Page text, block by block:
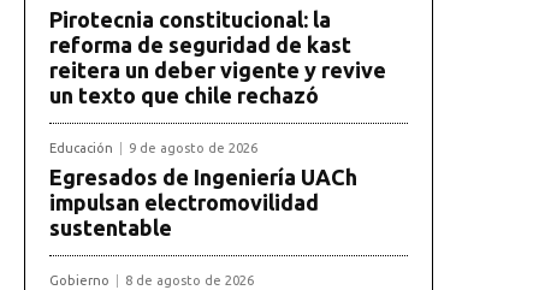
Pirotecnia constitucional: la
reforma de seguridad de kast
reitera un deber vigente y revive
un texto que chile rechazó
Educación 9 de agosto de 2026
Egresados de Ingeniería UACh
impulsan electromovilidad
sustentable
Gobierno 8 de agosto de 2026